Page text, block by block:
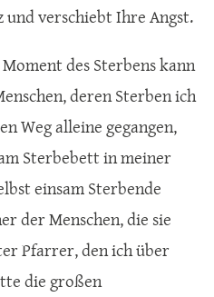
verschiebt Ihre Angst.
des Sterbens kann
deren Sterben ich
Weg alleine gegangen,
Sterbebett in meiner
einsam Sterbende
der Menschen, die sie
Pfarrer, den ich über
die großen